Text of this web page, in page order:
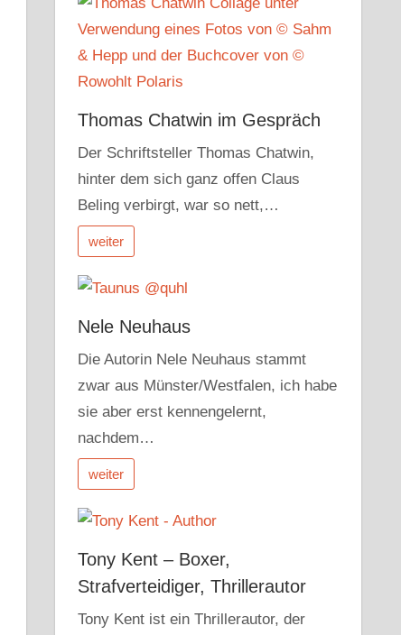
Thomas Chatwin im Gespräch
Der Schriftsteller Thomas Chatwin,
hinter dem sich ganz offen Claus
Beling verbirgt, war so nett,…
weiter
Nele Neuhaus
Die Autorin Nele Neuhaus stammt
zwar aus Münster/Westfalen, ich habe
sie aber erst kennengelernt,
nachdem…
weiter
Tony Kent – Boxer,
Strafverteidiger, Thrillerautor
Tony Kent ist ein Thrillerautor, der